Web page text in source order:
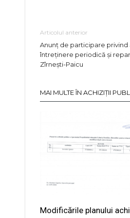
Articolul anterior
Anunț de participare
întreținere periodică și
Zîrnești-Paicu
MAI MULTE ÎN ACHIZIȚII
Modificările planului